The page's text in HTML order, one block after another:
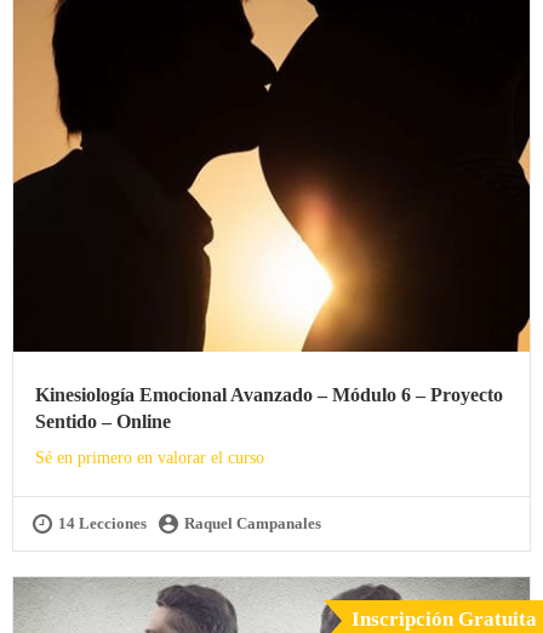
Kinesiología Emocional Avanzado – Módulo 6 – Proyecto
Sentido – Online
Sé en primero en valorar el curso
14 Lecciones Raquel Campanales
Inscripción Gratuita